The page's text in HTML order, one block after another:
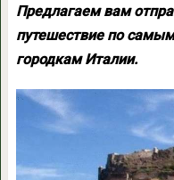
Предлагаем вам
путешествие по
городкам Италии.